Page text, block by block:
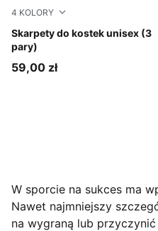
4 KOLORY
Skarpety do kostek unisex (3
pary)
white
59,00 zł
W sporcie na sukces ma
Nawet najmniejszy
na wygraną lub